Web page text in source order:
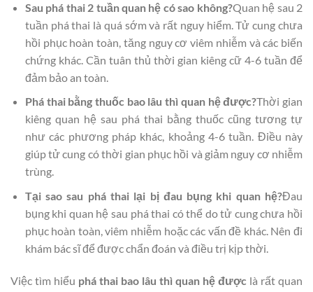
Sau phá thai 2 tuần quan hệ có sao không?Quan hệ sau 2
tuần phá thai là quá sớm và rất nguy hiểm. Tử cung chưa
hồi phục hoàn toàn, tăng nguy cơ viêm nhiễm và các biến
chứng khác. Cần tuân thủ thời gian kiêng cữ 4-6 tuần để
đảm bảo an toàn.
Phá thai bằng thuốc bao lâu thì quan hệ được?Thời gian
kiêng quan hệ sau phá thai bằng thuốc cũng tương tự
như các phương pháp khác, khoảng 4-6 tuần. Điều này
giúp tử cung có thời gian phục hồi và giảm nguy cơ nhiễm
trùng.
Tại sao sau phá thai lại bị đau bụng khi quan hệ?Đau
bụng khi quan hệ sau phá thai có thể do tử cung chưa hồi
phục hoàn toàn, viêm nhiễm hoặc các vấn đề khác. Nên đi
khám bác sĩ để được chẩn đoán và điều trị kịp thời.
Việc tìm hiểu phá thai bao lâu thì quan hệ được là rất quan